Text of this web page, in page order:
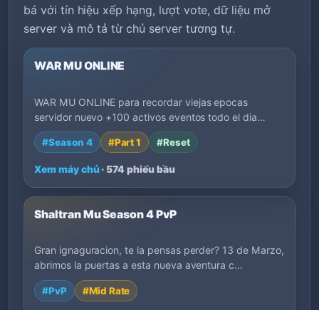
bá với tín hiệu xếp hạng, lượt vote, dữ liệu mở
server và mô tả từ chủ server tương tự.
WAR MU ONLINE
WAR MU ONLINE para recordar viejas epocas
servidor nuevo +100 activos eventos todo el dia
dedic…
#Season 4 #Part 1 #Reset
Xem máy chủ· 574 phiếu bầu
Shaltran Mu Season 4 PvP
Gran ignaguracion, te la pensas perder? 13 de Marzo,
abrimos la puertas a esta nueva aventura c…
#PvP #Mid Rate